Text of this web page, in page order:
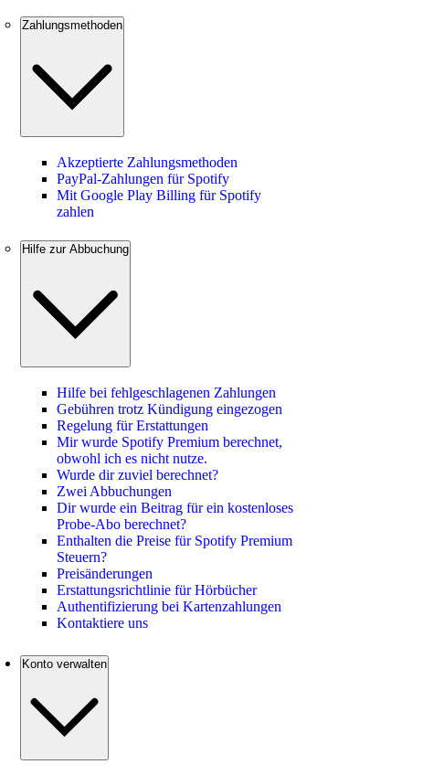
Zahlungsmethoden
Akzeptierte Zahlungsmethoden
PayPal-Zahlungen für Spotify
Mit Google Play Billing für Spotify
zahlen
Hilfe zur Abbuchung
Hilfe bei fehlgeschlagenen Zahlungen
Gebühren trotz Kündigung eingezogen
Regelung für Erstattungen
Mir wurde Spotify Premium berechnet,
obwohl ich es nicht nutze.
Wurde dir zuviel berechnet?
Zwei Abbuchungen
Dir wurde ein Beitrag für ein kostenloses
Probe-Abo berechnet?
Enthalten die Preise für Spotify Premium
Steuern?
Preisänderungen
Erstattungsrichtlinie für Hörbücher
Authentifizierung bei Kartenzahlungen
Kontaktiere uns
Konto verwalten